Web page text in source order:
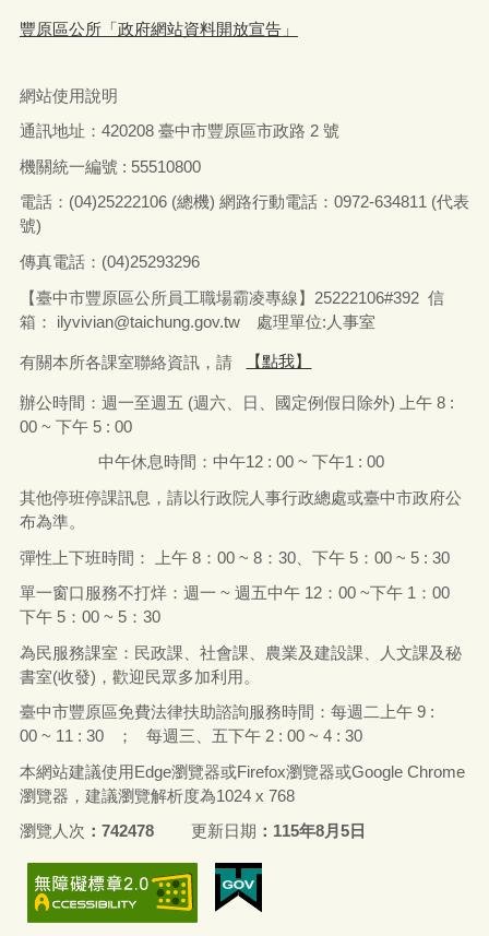
明，提醒役男若有符合條件者，請攜帶相關證明文件
中心招募軍士官於現場向役男招募志願役業務，臺中
市軍人服務站代表蘇喜堂幹事亦向役男及家屬說明有
關軍人服務站提供的各項服務，有任何役政問題歡迎
洽詢區公所人文課及軍人服務站等單位。
市府分類：一般行政 最後異動日期：2019-05-24
發布日期： 2019-05-24 發布單位： 臺中市豐原區公所
點閱次數： 969
機關位置 隱私政策 資訊安全政策
豐原區公所「政府網站資料開放宣告」
網站使用說明
通訊地址：420208 臺中市豐原區市政路2
號
機關統一編號 : 55510800
電話：(04)25222106 (總機)網路行動電話：0972-634811 (代表
號)
傳真電話： (04)25293296
【臺中市豐原區公所員工職場霸凌專線】25222106#392 信
箱：ilyvivian@taichung.gov.tw處理單位:人事室